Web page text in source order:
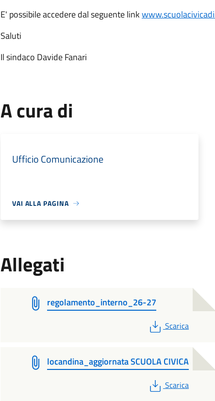
E' possibile accedere dal seguente link
Saluti
Il sindaco Davide Fanari
A cura di
Ufficio Comunicazione
VAI ALLA PAGINA
Allegati
regolamento_interno_26-27
PDF
Scarica
locandina_aggiornata SCUOLA CIVICA
PDF
Scarica